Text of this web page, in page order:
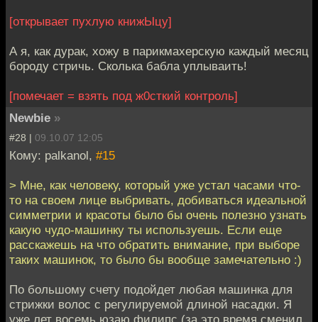
[открывает пухлую книжЫцу]
А я, как дурак, хожу в парикмахерскую каждый месяц
бороду стричь. Сколька бабла уплываить!
[помечает = взять под ж0сткий контроль]
Newbie »
#28 | 09.10.07 12:05
Кому: palkanol, #15
> Мне, как человеку, который уже устал часами что-
то на своем лице выбривать, добиваться идеальной
симметрии и красоты было бы очень полезно узнать
какую чудо-машинку ты используешь. Если еще
расскажешь на что обратить внимание, при выборе
таких машинок, то было бы вообще замечательно :)
По большому счету подойдет любая машинка для
стрижки волос с регулируемой длиной насадки. Я